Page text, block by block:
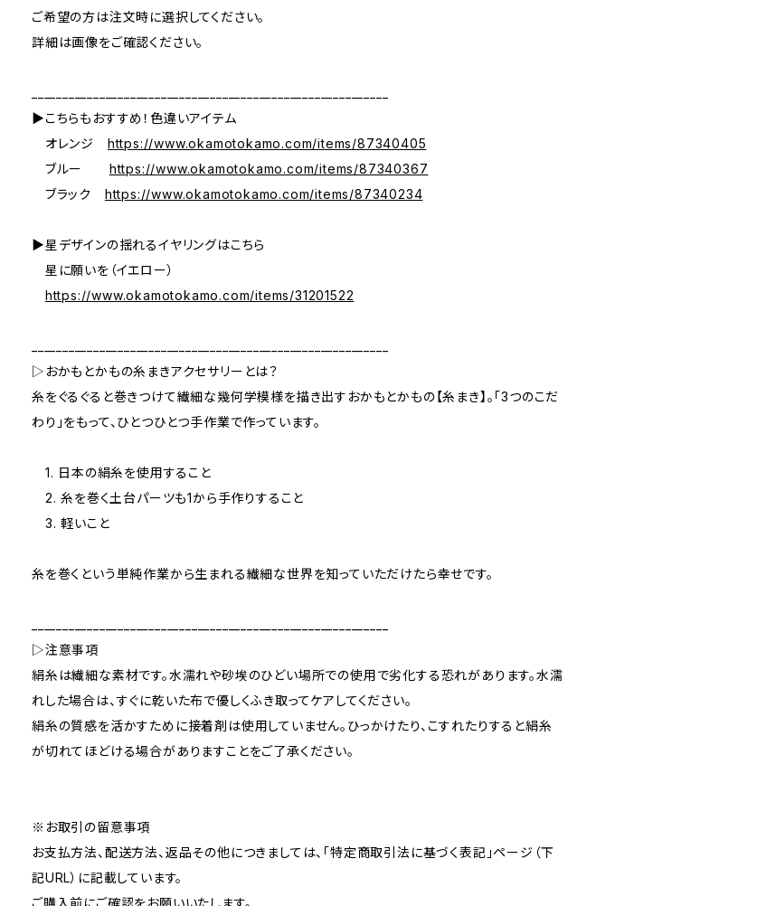
ご希望の方は注文時に選択してください。
詳細は画像をご確認ください。
▶こちらもおすすめ！色違いアイテム
オレンジ https://www.okamotokamo.com/items/87340405
ブルー https://www.okamotokamo.com/items/87340367
ブラック https://www.okamotokamo.com/items/87340234
▶星デザインの揺れるイヤリングはこちら
星に願いを（イエロー）
https://www.okamotokamo.com/items/31201522
▷おかもとかもの糸まきアクセサリーとは？
糸をぐるぐると巻きつけて繊細な幾何学模様を描き出すおかもとかもの【糸まき】。「3つのこだ
わり」をもって、ひとつひとつ手作業で作っています。
1. 日本の絹糸を使用すること
2. 糸を巻く土台パーツも1から手作りすること
3. 軽いこと
糸を巻くという単純作業から生まれる繊細な世界を知っていただけたら幸せです。
▷注意事項
絹糸は繊細な素材です。水濡れや砂埃のひどい場所での使用で劣化する恐れがあります。水濡
れした場合は、すぐに乾いた布で優しくふき取ってケアしてください。
絹糸の質感を活かすために接着剤は使用していません。ひっかけたり、こすれたりすると絹糸
が切れてほどける場合がありますことをご了承ください。
※お取引の留意事項
お支払方法、配送方法、返品その他につきましては、「特定商取引法に基づく表記」ページ（下
記URL）に記載しています。
ご購入前にご確認をお願いいたします。